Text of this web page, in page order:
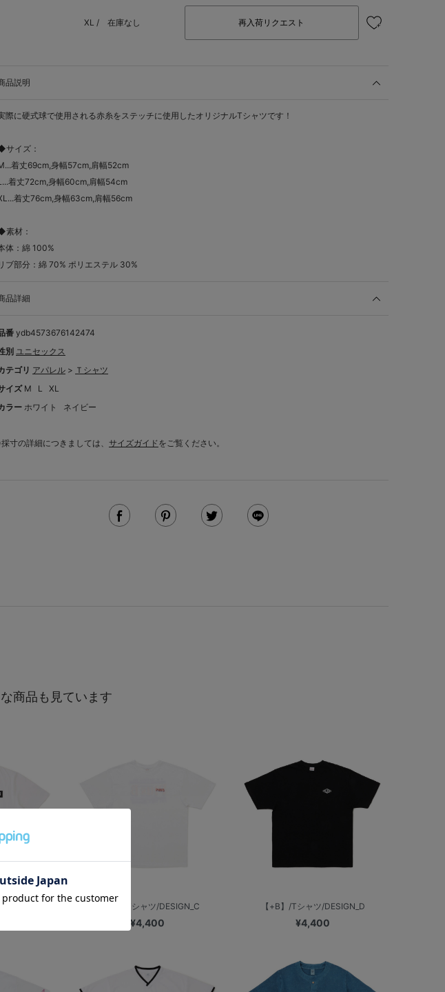
XL / 在庫なし 再入荷リクエスト
品説明
際に硬式球で使用される赤糸をステッチに使用したオリジナルTシャツです！
サイズ：
着丈69cm,身幅57cm,肩幅52cm
着丈72cm,身幅60cm,肩幅54cm
着丈76cm,身幅63cm,肩幅56cm
素材：
体：綿 100%
リブ部分：綿 70% ポリエステル 30%
品詳細
番 ydb4573676142474
別 ユニセックス
テゴリ アパレル > Ｔシャツ
イズ M L
XL
ラー ホワイト ネイビー
寸の詳細につきましては、 サイズガイドをご覧ください。
商品も見ています
ン/Ｔシャツ 【+B】/Tシャツ/DESIGN_C
¥4,400
【+B】/Tシャツ/DESIGN_D
¥4,400